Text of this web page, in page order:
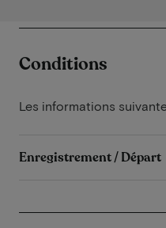
Conditions
Les informations
Enregistrement / Départ